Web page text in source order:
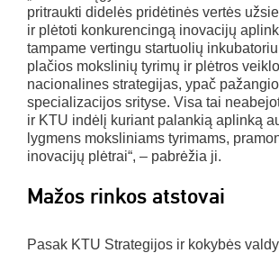
pritraukti didelės pridėtinės vertės
ir plėtoti konkurencingą inovacijų
tampame vertingu startuolių
plačios mokslinių tyrimų ir plėtros
nacionalines strategijas, ypač
specializacijos srityse. Visa tai
ir KTU indėlį kuriant palankią aplinką
lygmens moksliniams tyrimams,
inovacijų plėtrai“, – pabrėžia ji.
Mažos rinkos atstovai
Pasak KTU Strategijos ir kokybės